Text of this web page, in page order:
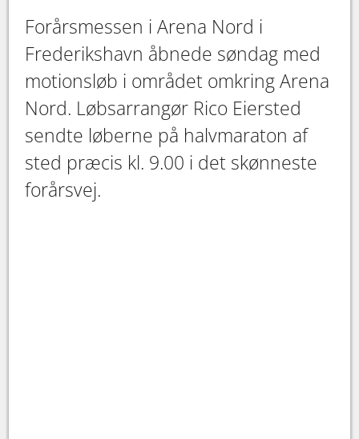
Forårsmessen i Arena Nord i
Frederikshavn åbnede søndag med
motionsløb i området omkring Arena
Nord. Løbsarrangør Rico Eiersted
sendte løberne på halvmaraton af
sted præcis kl. 9.00 i det skønneste
forårsvej.